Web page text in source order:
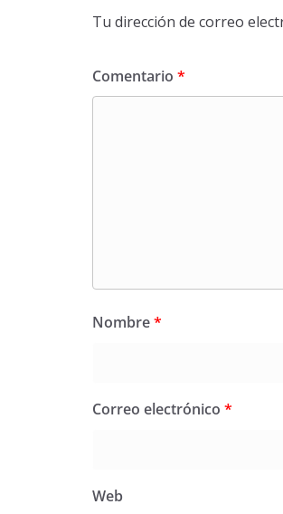
Tu dirección de correo
Comentario *
Nombre*
Correo electrónico *
Web